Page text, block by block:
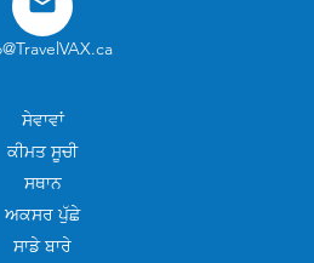
ਸੇਵਾਵਾਂ
ਕੀਮਤ ਸੂਚੀ
ਸਥਾਨ
ਅਕਸਰ ਪੁੱਛੇ
ਸਾਡੇ ਬਾਰੇ